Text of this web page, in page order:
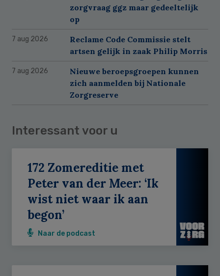
zorgvraag ggz maar gedeeltelijk
op
7 aug 2026
Reclame Code Commissie stelt
artsen gelijk in zaak Philip Morris
7 aug 2026
Nieuwe beroepsgroepen kunnen
zich aanmelden bij Nationale
Zorgreserve
Interessant voor u
172 Zomereditie met
Peter van der Meer: ‘Ik
wist niet waar ik aan
begon’
Naar de podcast